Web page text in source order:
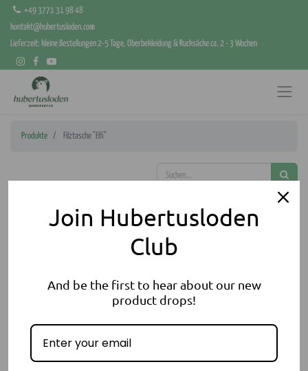
+49 3771 31 98 48
kontakt@hubertusloden.com
Lieferzeit: kleine Bestellungen 2-5 Tage, Oberbekleidung & Rucksäcke ca. 2 - 3 Wochen
Produkte Filztasche "Elfi"
Join Hubertusloden
Club
And be the first to hear about our new
product drops!